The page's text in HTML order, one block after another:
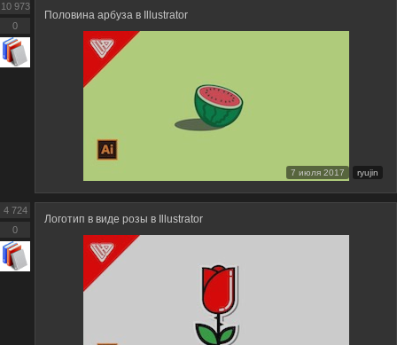
Половина арбуза в Illustrator
7 июля 2017 ryujin
10 973
0
Логотип в виде розы в Illustrator
4 724
0